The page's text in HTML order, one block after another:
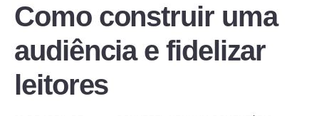
Como construir uma
audiência e fidelizar
leitores